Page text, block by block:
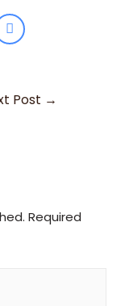
Post →
Required